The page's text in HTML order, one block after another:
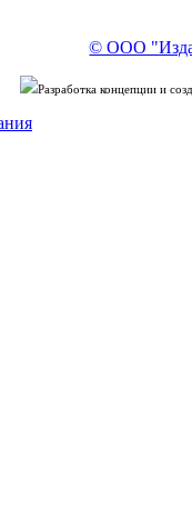
© ООО
Разработка концепции и